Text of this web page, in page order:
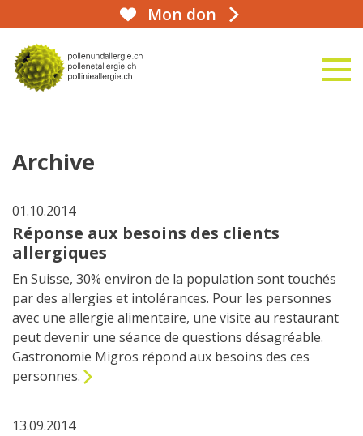
Mon don
aha!infoline 031 359 90 50
Archive
01.10.2014
Réponse aux besoins des clients
allergiques
En Suisse, 30% environ de la population sont touchés
par des allergies et intolérances. Pour les personnes
avec une allergie alimentaire, une visite au restaurant
peut devenir une séance de questions désagréable.
Gastronomie Migros répond aux besoins des ces
personnes.
13.09.2014